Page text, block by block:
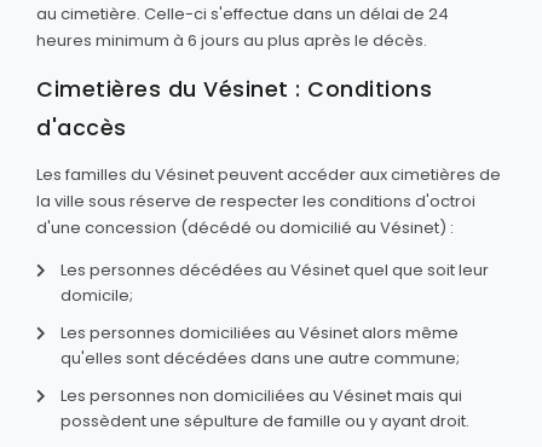
au cimetière. Celle-ci s'effectue dans un délai de 24
heures minimum à 6 jours au plus après le décès.
Cimetières du Vésinet : Conditions
d'accès
Les familles du Vésinet peuvent accéder aux cimetières de
la ville sous réserve de respecter les conditions d'octroi
d'une concession (décédé ou domicilié au Vésinet) :
Les personnes décédées au Vésinet quel que soit leur
domicile;
Les personnes domiciliées au Vésinet alors même
qu'elles sont décédées dans une autre commune;
Les personnes non domiciliées au Vésinet mais qui
possèdent une sépulture de famille ou y ayant droit.